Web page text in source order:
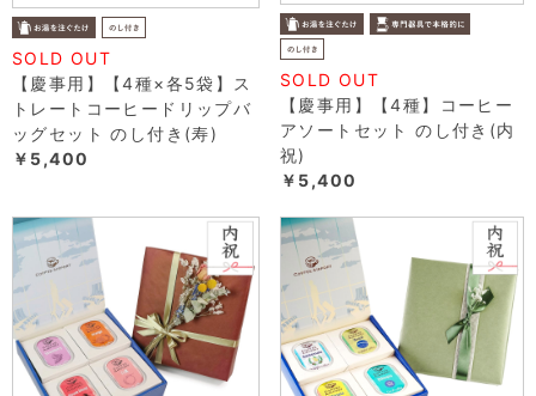
SOLD OUT
【慶事用】【4種×各5袋】ス
トレートコーヒードリップバ
ッグセット のし付き(寿)
￥5,400
SOLD OUT
【慶事用】【4種】コーヒー
アソートセット のし付き(内
祝)
￥5,400